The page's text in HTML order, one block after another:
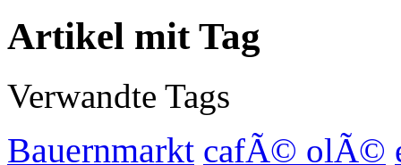
Artikel mit Tag
Verwandte Tags
Bauernmarkt cafÃ© olÃ©